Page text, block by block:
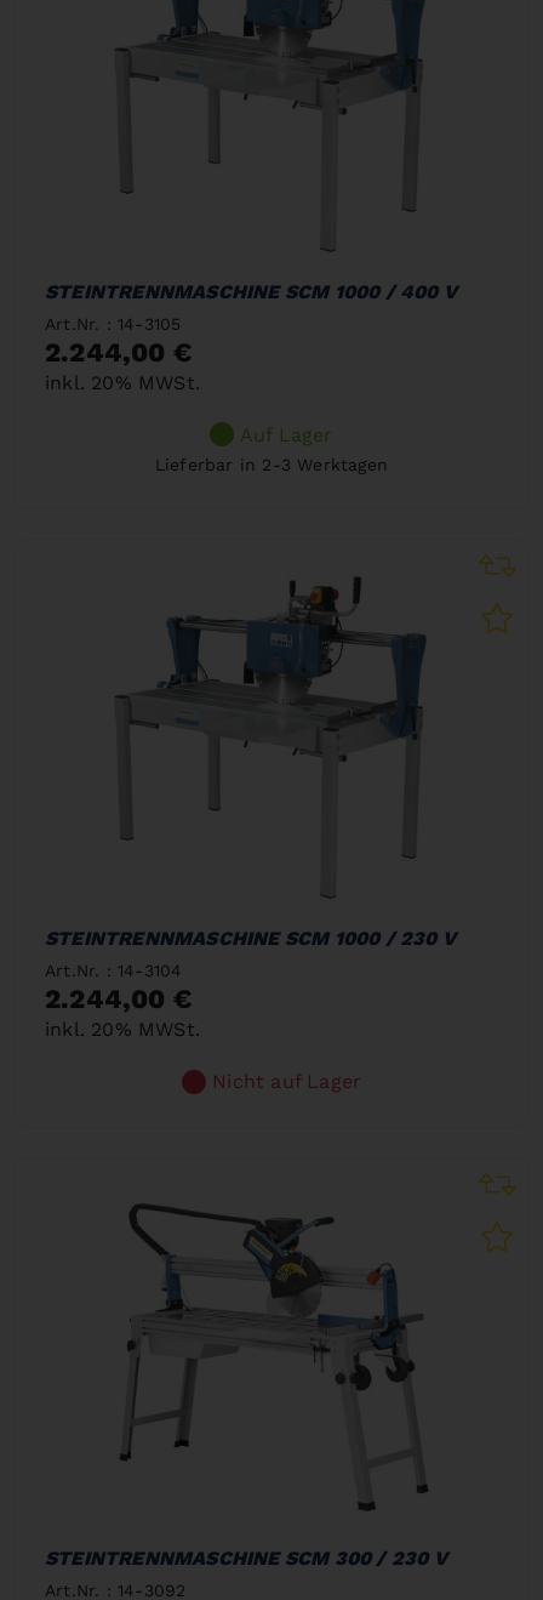
STEINTRENNMASCHINE SCM 1000 / 400 V
Art.Nr. : 14-3105
2.244,00 €
inkl. 20% MWSt.
Auf Lager
Lieferbar in 2-3 Werktagen
STEINTRENNMASCHINE SCM 1000 / 230 V
Art.Nr. : 14-3104
2.244,00 €
inkl. 20% MWSt.
Nicht auf Lager
STEINTRENNMASCHINE SCM 300 / 230 V
Art.Nr. : 14-3092